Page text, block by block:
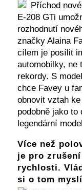
Příchod
E-208 GTi
rozhodnutí
značky Alaina
cílem je posílit
automobilky, ne
rekordy. S
chce Favey u
obnovit vztah
podobně jako to
legendární
Více než
je pro zrušení
rychlosti.
si o tom myslí